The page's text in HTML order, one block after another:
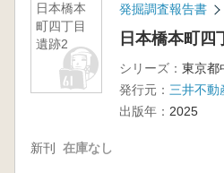
日本橋本
町四丁目
遺跡2
発掘調査報告書
日本橋本町四
シリーズ： 東京都
発行元：
出版年： 2025
新刊 在庫なし